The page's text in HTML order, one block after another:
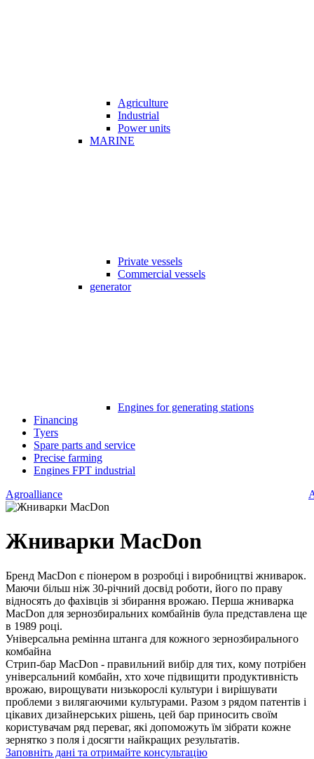
Agriculture
Industrial
Power units
MARINE
Private vessels
Commercial vessels
generator
Engines for generating stations
Financing
Tyers
Spare parts and service
Precise farming
Engines FPT industrial
Agroalliance
Жниварки MacDon
Бренд MacDon є піонером в розробці і виробництві жниварок.
Маючи більш ніж 30-річний досвід роботи, його по праву
відносять до фахівців зі збирання врожаю. Перша жниварка
MacDon для зернозбиральних комбайнів була представлена ще
в 1989 році.
Універсальна ремінна штанга для кожного зернозбирального
комбайна
Стрип-бар MacDon - правильний вибір для тих, кому потрібен
універсальний комбайн, хто хоче підвищити продуктивність
врожаю, вирощувати низькорослі культури і вирішувати
проблеми з вилягаючими культурами. Разом з рядом патентів і
цікавих дизайнерських рішень, цей бар приносить своїм
користувачам ряд переваг, які допоможуть їм зібрати кожне
зернятко з поля і досягти найкращих результатів.
Заповніть дані та отримайте консультацію